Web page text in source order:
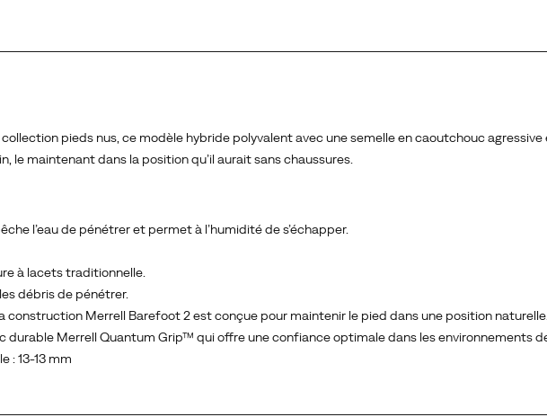
pieds nus, ce modèle hybride polyvalent avec une semelle en caoutchouc agressive
le maintenant dans la position qu’il aurait sans chaussures.
l’eau de pénétrer et permet à l’humidité de s’échapper.
à lacets traditionnelle.
débris de pénétrer.
construction Merrell Barefoot 2 est conçue pour maintenir le pied dans une position naturelle.
durable Merrell Quantum Grip™ qui offre une confiance optimale dans les environnements
: 13-13 mm